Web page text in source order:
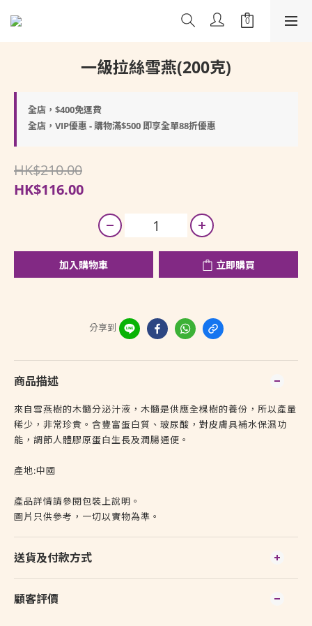
一級拉絲雪燕(200克)
全店，$400免運費
全店，VIP優惠 - 購物滿$500 即享全單88折優惠
HK$210.00
HK$116.00
加入購物車 立即購買
分享到
商品描述
來自雪燕樹的木髓分泌汁液，木髓是供應全棵樹的養份，所以產量
稀少，非常珍貴。含豐富蛋白質、玻尿酸，對皮膚具補水保濕功
能，調節人體膠原蛋白生長及潤腸通便。
產地:中國
產品詳情請參閱包裝上說明。
圖片只供參考，一切以實物為準。
送貨及付款方式
顧客評價